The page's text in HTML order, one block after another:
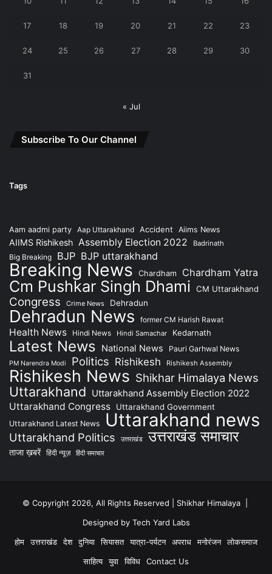
17 18 19 20 21 22 23
24 25 26 27 28 29 30
31
« Jul
Subscribe To Our Channel
Tags
Aam aadmi party Aap Uttarakhand Accident Aiims News
AIIMS Rishikesh Assembly Election 2022 Badrinath
Big Breaking BJP BJP uttarakhand
Breaking News Chardham Chardham Yatra
Cm Pushkar Singh Dhami CM Uttarakhand
Congress Crime News Dehradun
Dehradun News former CM Harish Rawat
Health News Hindi News Hindi Samachar Kedarnath
Latest News National News Pauri Garhwal News
PM Narendra Modi Politics Rishikesh Rishikesh Assembly
Rishikesh News Shikhar Himalaya News
Uttarakhand Uttarakhand Assembly Election 2022
Uttarakhand Congress
Uttarakhand Government
Uttarakhand Latest News Uttarakhand news
Uttarakhand Politics उत्तराखंड उत्तराखंड समाचार
ताजा ख़बरें हिंदी न्यूज़ हिंदी समाचार
© Copyright 2026, All Rights Reserved | Shikhar Himalaya |
Designed by Tech Yard Labs
होम
उत्तराखंड देश दुनिया सियासत यात्रा-पर्यटन अपराध मनोरंजन
लोकसमाज
साहित्य
युवा विविध Contact Us